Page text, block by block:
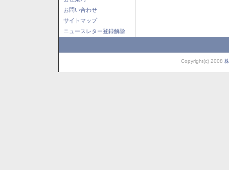
お問い合わせ
サイトマップ
ニュースレター登録解除
Copyright(c) 2008